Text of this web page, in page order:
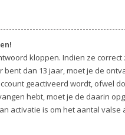
kloppen. Indien ze
dan 13 jaar, moet je de
geactiveerd wordt, ofwel
hebt, moet je de daarin
activatie is om het aantal